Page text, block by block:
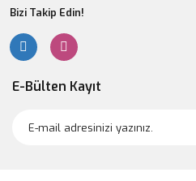
Bizi Takip Edin!
E-Bülten Kayıt